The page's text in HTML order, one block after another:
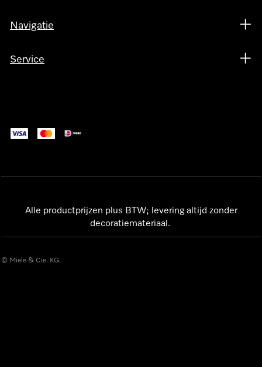
Navigatie
Service
Alle productprijzen plus BTW; levering altijd zonder
decoratiemateriaal.
© Miele & Cie. KG.